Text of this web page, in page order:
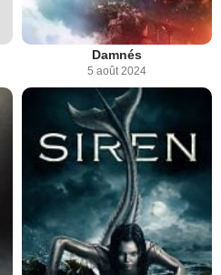
Damnés
5 août 2024